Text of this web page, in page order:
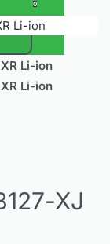
0
XJ